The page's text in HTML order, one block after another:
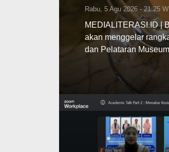
Rabu, 5 Agu 2026 - 21:25
MEDIALITERASI.ID |
akan menggelar
dan Pelataran